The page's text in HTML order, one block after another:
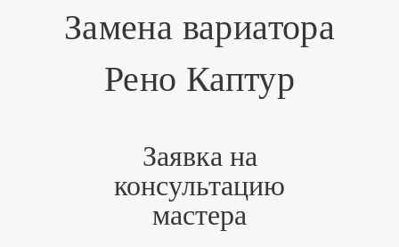
Замена вариатора
Рено Каптур
Заявка на
консультацию
мастера